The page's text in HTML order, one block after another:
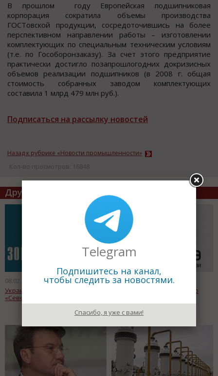
В прошлом году Европейская подшипниковая
корпорация сократила объемы производства
ГОСТовской продукции, сосредоточившись на более
перспективном направлении работы – изготовлении
комплектующих по специальным техническим условиям
(т.е. по Гособоронзаказу). За счет этого предприятие
практически достигло позапрошлогодних докризисных
объемов реализации подшипников (в 2008 г. общая
стоимость собранных заводом комплектующих
составила 1 млрд 479 млн руб.).
Подписаться на рассылку новостей
Назад к рубрике «Новости промышленности»
Кол-во просмотров: 16848
Другие статьи по теме
08.02.2010
Украинские турбины для
«Северного потока»
08.02.2010
ЗАО «Синтерра» выплатило
облигациям серии 01
Telegram
Подпишитесь на канал,
чтобы следить за новостями.
Спасибо, я уже с вами!